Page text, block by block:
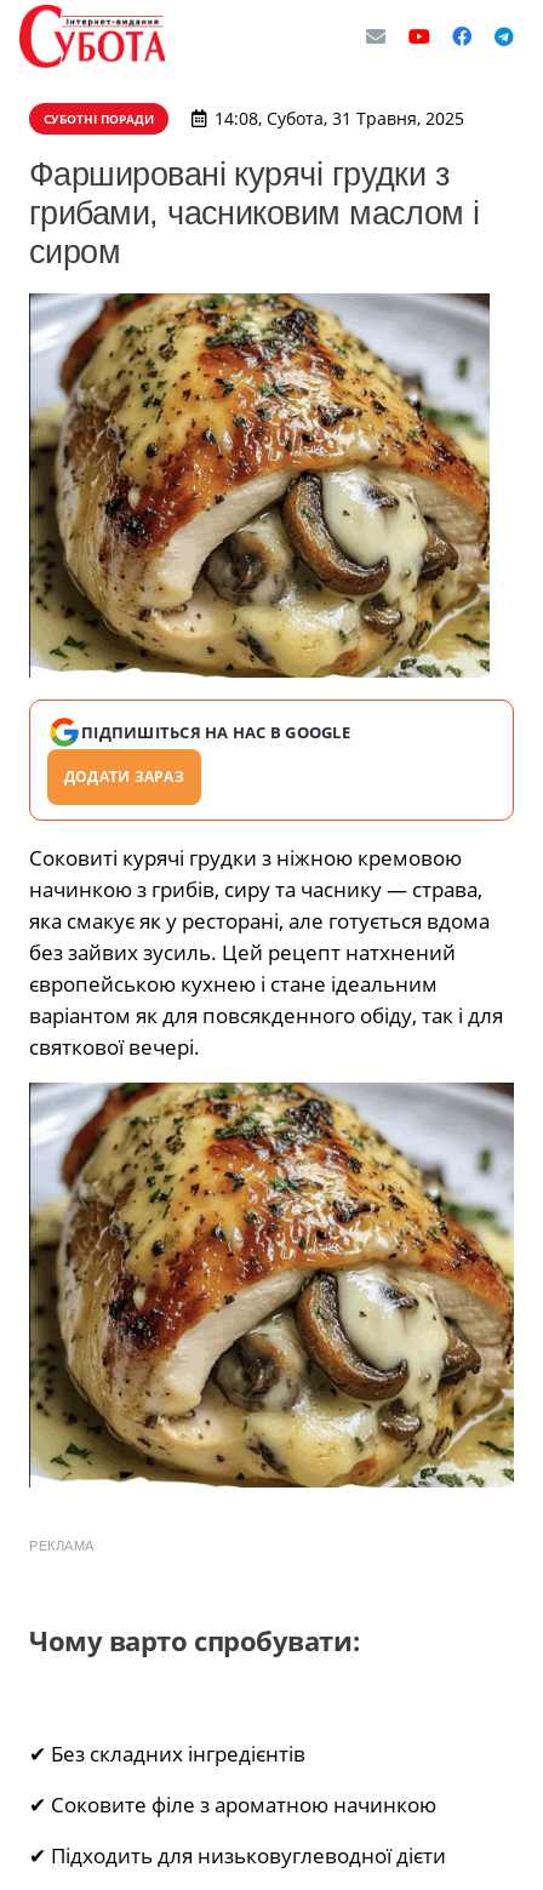
СУБОТНІ ПОРАДИ 14:08, Субота, 31 Травня, 2025
Фаршировані курячі грудки з
грибами, часниковим маслом і
сиром
ПІДПИШІТЬСЯ НА НАС В GOOGLE
ДОДАТИ ЗАРАЗ
Соковиті курячі грудки з ніжною кремовою
начинкою з грибів, сиру та часнику — страва,
яка смакує як у ресторані, але готується вдома
без зайвих зусиль. Цей рецепт натхнений
європейською кухнею і стане ідеальним
варіантом як для повсякденного обіду, так і для
святкової вечері.
РЕКЛАМА
Чому варто спробувати:
✔ Без складних інгредієнтів
✔ Соковите філе з ароматною начинкою
✔ Підходить для низьковуглеводної дієти